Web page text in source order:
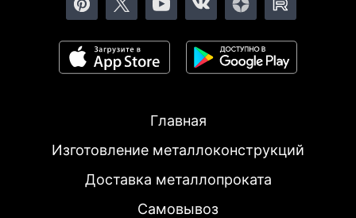
Главная
Изготовление металлоконструкций
Доставка металлопроката
Самовывоз